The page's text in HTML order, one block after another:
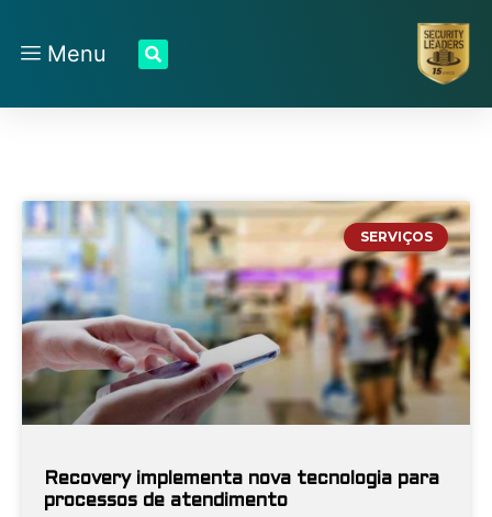
Menu
SERVIÇOS
Recovery implementa nova tecnologia para
processos de atendimento